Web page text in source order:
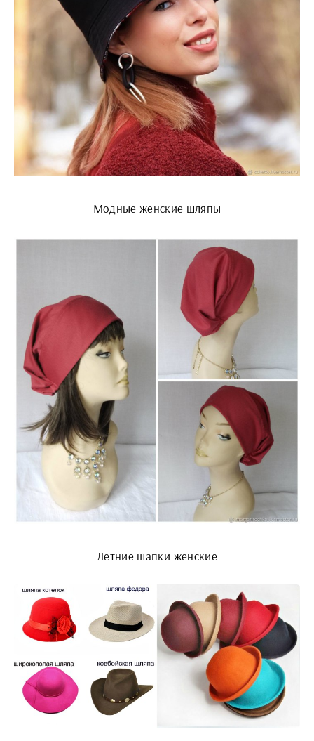
Модные женские шляпы
Летние шапки женские